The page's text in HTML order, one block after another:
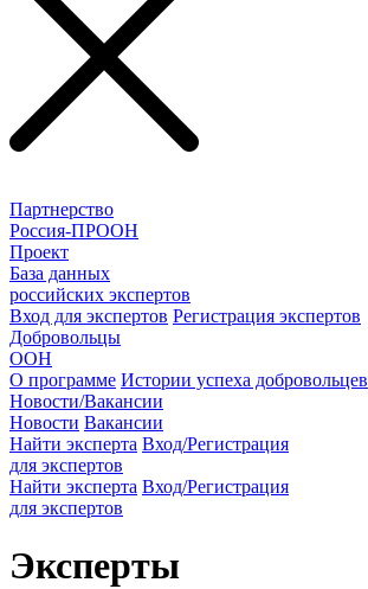
Партнерство
Россия-ПРООН
Проект
База данных
российских экспертов
Вход для экспертов Регистрация экспертов
Добровольцы
ООН
О программе Истории успеха добровольцев
Новости/Вакансии
Новости Вакансии
Найти эксперта Вход/Регистрация
для экспертов
Найти эксперта Вход/Регистрация
для экспертов
Эксперты